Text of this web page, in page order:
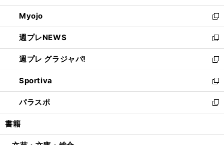
開
く
ウ
で
開
く
ン
ド
ウ
で
開
く
ウ
ィ
ン
ド
ウ
で
開
く
Myojo
新
し
い
ウ
ィ
ン
ド
ウ
で
開
週プレNEWS
新
し
い
ウ
ィ
ン
ド
ウ
開
週プレ グラジャパ!
新
し
い
ウ
ィ
ン
ウ
Sportiva
新
し
い
ウ
ン
パラスポ
新
し
ウ
書籍